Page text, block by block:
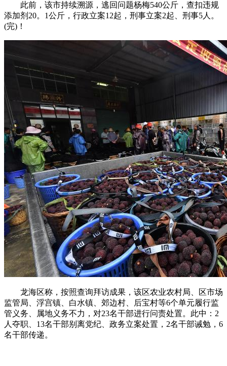
此前，该市持续溯源，逃回问题杨梅540公斤，查扣违规
添加剂20。1公斤，行政立案12起，刑事立案2起、刑事5人。
(完)！
龙海区称，按照查询拜访成果，该区农业农村局、区市场
监管局、浮宫镇、白水镇、郊边村、后宝村等6个单元履行监
管义务、属地义务不力，对23名干部进行问责处置。此中：2
人夺职、13名干部别离党纪、政务立案处置，2名干部诫勉，6
名干部传递。